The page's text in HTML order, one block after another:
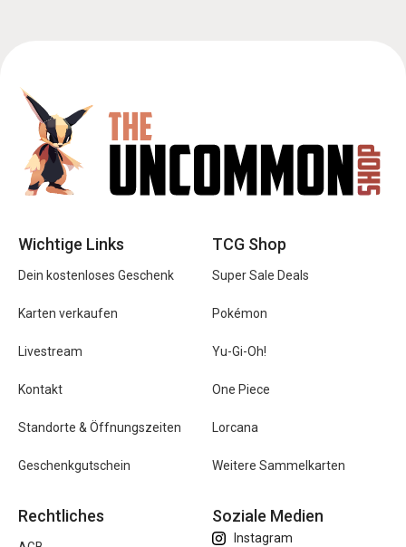
Wichtige Links
Dein kostenloses Geschenk
Karten verkaufen
Livestream
Kontakt
Standorte & Öffnungszeiten
Geschenkgutschein
TCG Shop
Super Sale Deals
Pokémon
Yu-Gi-Oh!
One Piece
Lorcana
Weitere Sammelkarten
Rechtliches Soziale Medien
Instagram